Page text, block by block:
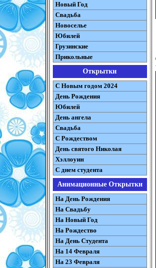
Новый Год
Свадьба
Новоселье
Юбилей
Грузинские
Прикольные
Открытки
С Новым годом 2024
День Рождения
Юбилей
День ангела
Свадьба
С Рождеством
День святого Николая
Хэллоуин
С днем студента
Анимационные Открытки
На День Рождения
На Свадьбу
На Новый Год
На Рождество
На День Студента
На 14 Февраля
На 23 Февраля